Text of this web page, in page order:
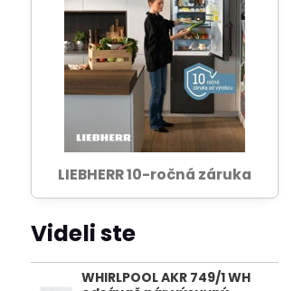
LIEBHERR 10-ročná záruka
Videli ste
WHIRLPOOL AKR 749/1 WH